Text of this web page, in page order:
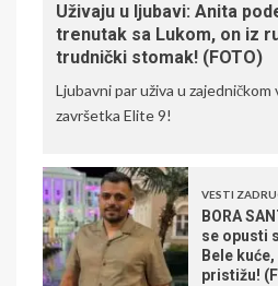
Uživaju u ljubavi: Anita
trenutak sa Lukom, on iz
trudnički stomak! (FOTO)
Ljubavni par uživa u
završetka Elite 9!
VESTI
BORA
se opusti
Bele
pristižu!